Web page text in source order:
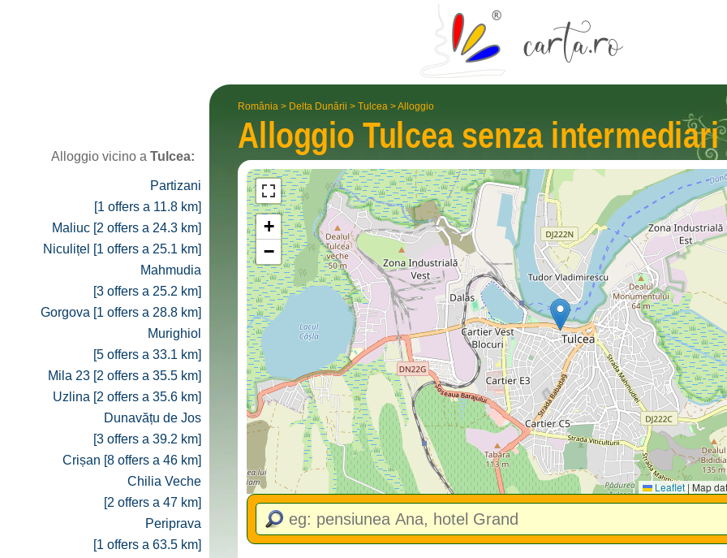
România > Delta Dunării > Tulcea >Alloggio
AlloggioTulcea senza interme­diari
+
−
Leaflet | Map
Alloggio vicino a Tulcea:
Partizani
[1 offers a 11.8 km]
Maliuc [2 offers a 24.3 km]
Niculițel [1 offers a 25.1 km]
Mahmudia
[3 offers a 25.2 km]
Gorgova [1 offers a 28.8 km]
Murighiol
[5 offers a 33.1 km]
Mila 23 [2 offers a 35.5 km]
Uzlina [2 offers a 35.6 km]
Dunavățu de Jos
[3 offers a 39.2 km]
Crișan [8 offers a 46 km]
Chilia Veche
[2 offers a 47 km]
Periprava
[1 offers a 63.5 km]